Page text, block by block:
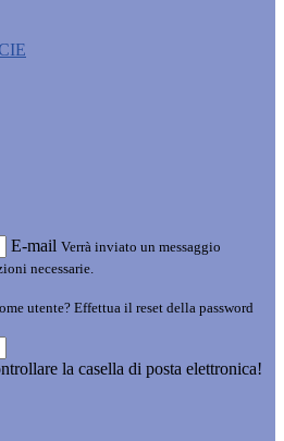
E-mail Verrà inviato un messaggio
necessarie.
utente? Effettua il reset della password
la casella di posta elettronica!